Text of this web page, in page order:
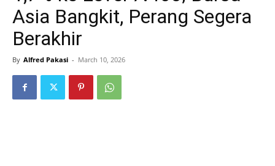
Asia Bangkit, Perang Segera
Berakhir
By Alfred Pakasi - March 10, 2026